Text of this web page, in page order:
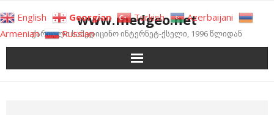
to
content
www.medgeo.net
ქართული სამედიცინო ინტერნეტ-ქსელი, 1996 წლიდან
English Georgian Turkish
Azerbaijani
Armenian
Russian